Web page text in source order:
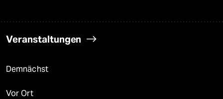
Veranstaltungen
Demnächst
Vor Ort